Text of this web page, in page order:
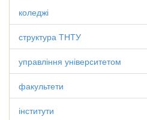
коледжі
структура ТНТУ
управління університетом
факультети
інститути